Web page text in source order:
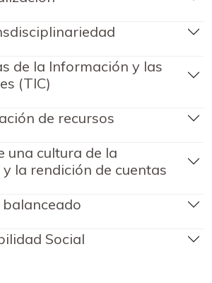
de la Información y las
(TIC)
de recursos
una cultura de la
la rendición de cuentas
Social